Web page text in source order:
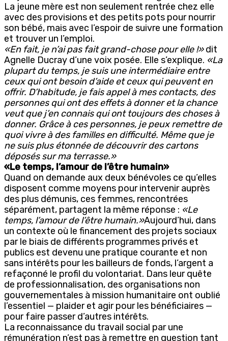
La jeune mère est non seulement rentrée chez elle
avec des provisions et des petits pots pour nourrir
son bébé, mais avec l’espoir de suivre une formation
et trouver un l’emploi.
«En fait, je n’ai pas fait grand-chose pour elle !»dit
Agnelle Ducray d’une voix posée. Elle s’explique. «La
plupart du temps, je suis une intermédiaire entre
ceux qui ont besoin d’aide et ceux qui peuvent en
offrir. D’habitude, je fais appel à mes contacts, des
personnes qui ont des effets à donner et la chance
veut que j’en connais qui ont toujours des choses à
donner. Grâce à ces personnes, je peux remettre de
quoi vivre à des familles en difficulté. Même que je
ne suis plus étonnée de découvrir des cartons
déposés sur ma terrasse.»
«Le temps, l’amour de l’être humain»
Quand on demande aux deux bénévoles ce qu’elles
disposent comme moyens pour intervenir auprès
des plus démunis, ces femmes, rencontrées
séparément, partagent la même réponse : «Le
temps, l’amour de l’être humain.»Aujourd’hui, dans
un contexte où le financement des projets sociaux
par le biais de différents programmes privés et
publics est devenu une pratique courante et non
sans intérêts pour les bailleurs de fonds, l’argent a
refaçonné le profil du volontariat. Dans leur quête
de professionnalisation, des organisations non
gouvernementales à mission humanitaire ont oublié
l’essentiel — plaider et agir pour les bénéficiaires —
pour faire passer d’autres intérêts.
La reconnaissance du travail social par une
rémunération n’est pas à remettre en question tant